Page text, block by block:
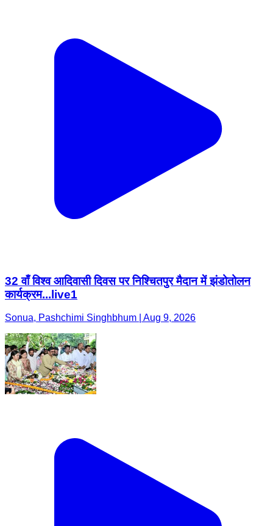
32 वाँ विश्व आदिवासी दिवस पर निश्चितपुर मैदान में झंडोतोलन
कार्यक्रम...live1
Sonua, Pashchimi Singhbhum | Aug 9, 2026